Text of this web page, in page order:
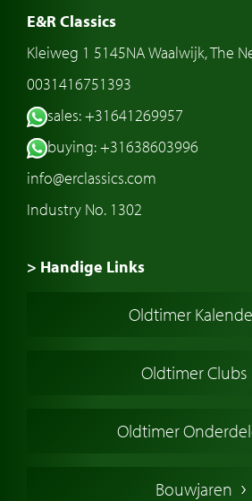
E&R Classics
Kleiweg 1 5145NA Waalwijk, The
0031416751393
sales: +31641269957
buying: +31638603996
info@erclassics.com
Industry No. 1302
> Handige Links
Amerikaanse oldtimers
Franse oldtimers
Oldtimer
Oldtimer Clubs
Oldtimer
Bouwjaren